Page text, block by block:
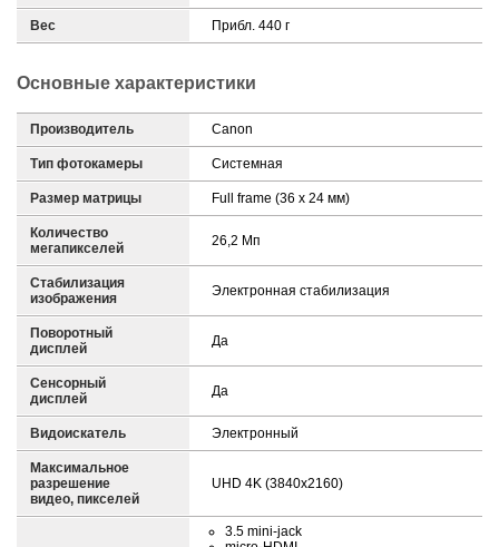
Вес Прибл. 440 г
Основные характеристики
Производитель Canon
Тип фотокамеры Системная
Размер матрицы Full frame (36 x 24 мм)
Количество
мегапикселей
26,2 Мп
Стабилизация
изображения
Электронная стабилизация
Поворотный
дисплей
Да
Сенсорный
дисплей
Да
Видоискатель Электронный
Максимальное
разрешение
видео, пикселей
UHD 4K (3840x2160)
3.5 mini-jack